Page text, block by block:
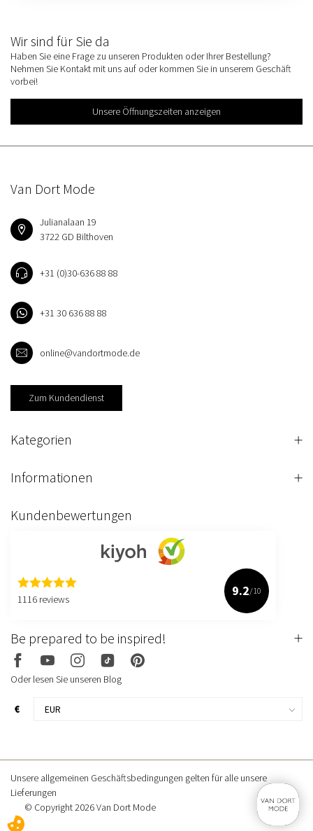
Wir sind für Sie da
Haben Sie eine Frage zu unseren Produkten oder Ihrer Bestellung?
Nehmen Sie Kontakt mit uns auf oder kommen Sie in unserem Geschäft
vorbei!
Unsere Öffnungszeiten anzeigen
Van Dort Mode
Julianalaan 19
3722 GD Bilthoven
+31 (0)30-636 88 88
+31 30 636 88 88
online@vandortmode.de
Zum Kundendienst
Kategorien
Informationen
Kundenbewertungen
1116 reviews
9.2/10
Be prepared to be inspired!
Oder lesen Sie unseren Blog
€
Unsere allgemeinen Geschäftsbedingungen gelten für alle unsere
Lieferungen
© Copyright 2026 Van Dort Mode